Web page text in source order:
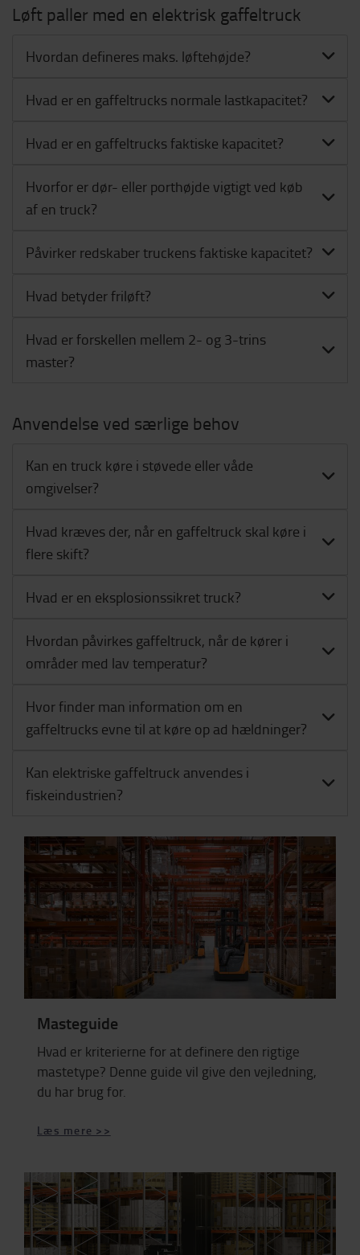
Løft paller med en elektrisk gaffeltruck
Hvordan defineres maks. løftehøjde?
Hvad er en gaffeltrucks normale lastkapacitet?
Hvad er en gaffeltrucks faktiske kapacitet?
Hvorfor er dør- eller porthøjde vigtigt ved køb
af en truck?
Påvirker redskaber truckens faktiske kapacitet?
Hvad betyder friløft?
Hvad er forskellen mellem 2- og 3-trins
master?
Anvendelse ved særlige behov
Kan en truck køre i støvede eller våde
omgivelser?
Hvad kræves der, når en gaffeltruck skal køre i
flere skift?
Hvad er en eksplosionssikret truck?
Hvordan påvirkes gaffeltruck, når de kører i
områder med lav temperatur?
Hvor finder man information om en
gaffeltrucks evne til at køre op ad hældninger?
Kan elektriske gaffeltruck anvendes i
fiskeindustrien?
Masteguide
Hvad er kriterierne for at definere den rigtige
mastetype? Denne guide vil give den vejledning,
du har brug for.
Læs mere >>